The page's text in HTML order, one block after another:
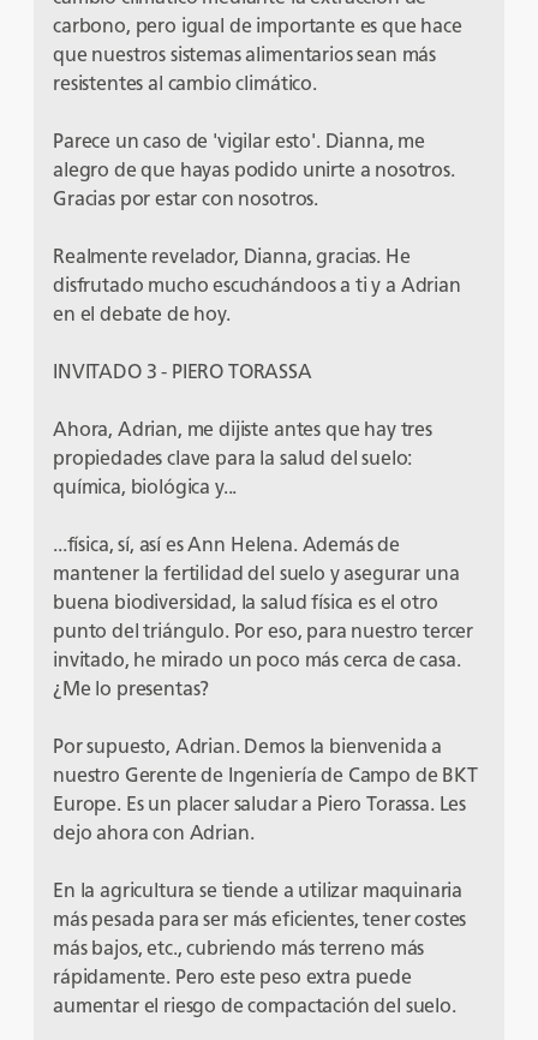
carbono, pero igual de importante es que hace
que nuestros sistemas alimentarios sean más
resistentes al cambio climático.
Parece un caso de 'vigilar esto'. Dianna, me
alegro de que hayas podido unirte a nosotros.
Gracias por estar con nosotros.
Realmente revelador, Dianna, gracias. He
disfrutado mucho escuchándoos a ti y a Adrian
en el debate de hoy.
INVITADO 3 - PIERO TORASSA
Ahora, Adrian, me dijiste antes que hay tres
propiedades clave para la salud del suelo:
química, biológica y...
...física, sí, así es Ann Helena. Además de
mantener la fertilidad del suelo y asegurar una
buena biodiversidad, la salud física es el otro
punto del triángulo. Por eso, para nuestro tercer
invitado, he mirado un poco más cerca de casa.
¿Me lo presentas?
Por supuesto, Adrian. Demos la bienvenida a
nuestro Gerente de Ingeniería de Campo de BKT
Europe. Es un placer saludar a Piero Torassa. Les
dejo ahora con Adrian.
En la agricultura se tiende a utilizar maquinaria
más pesada para ser más eficientes, tener costes
más bajos, etc., cubriendo más terreno más
rápidamente. Pero este peso extra puede
aumentar el riesgo de compactación del suelo.